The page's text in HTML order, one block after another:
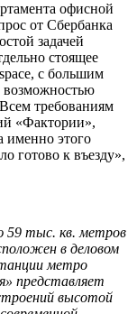
офисной
от Сбербанка
задачей
стоящее
с большим
возможностью
требованиям
«Фактории»,
именно этого
готово к въезду»,
59 тыс. кв. метров
в деловом
метро
представляет
высотой